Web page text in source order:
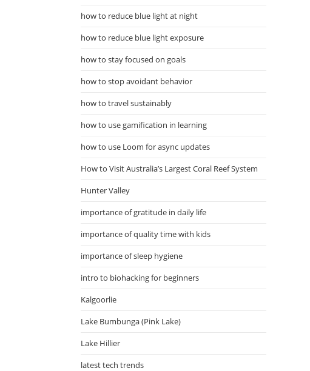
how to reduce blue light at night
how to reduce blue light exposure
how to stay focused on goals
how to stop avoidant behavior
how to travel sustainably
how to use gamification in learning
how to use Loom for async updates
How to Visit Australia’s Largest Coral Reef System
Hunter Valley
importance of gratitude in daily life
importance of quality time with kids
importance of sleep hygiene
intro to biohacking for beginners
Kalgoorlie
Lake Bumbunga (Pink Lake)
Lake Hillier
latest tech trends